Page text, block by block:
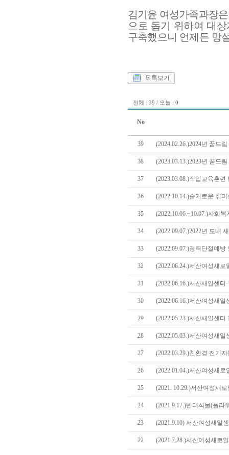
김기윤 여성가족과장
으로 돕기 위하여 대
구축했으니 언제든 망
목록보기
전체 : 39 / 오늘 : 0
No
39 (2024.02.26.)2024년 꿈드
38 (2023.03.13.)2023년 꿈드
37 (2023.03.08.)직업교육훈
36 (2022.10.14.)슬기로운 취
35 (2022.10.06.~10.07.)사회
34 (2022.09.07.)2022년 도내
33 (2022.09.07.)경력단절예
32 (2022.06.24.)서산여성새
31 (2022.06.16.)서산새일센
30 (2022.06.16.)서산여성새
29 (2022.05.23.)서산새일센
28 (2022.05.03.)서산여성새
27 (2022.03.29.)친환경 전기
26 (2022.01.04.)서산여성새
25 (2021. 10.29.)서산여성새
24 (2021.9.17.)반려식물(플라
23 (2021.9.10) 서산여성새일
22 (2021.7.28.)서산여성새로